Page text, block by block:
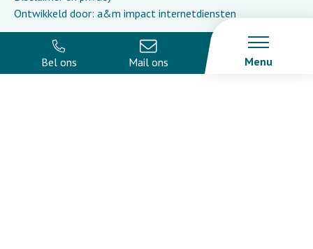
Ontwikkeld door: a&m impact internetdiensten
Bel ons Mail ons Menu